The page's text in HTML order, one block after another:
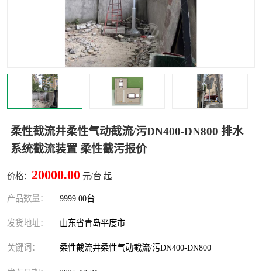
柔性截流井柔性气动截流/污DN400-DN800 排水
系统截流装置 柔性截污报价
价格： 20000.00 元/台 起
产品数量： 9999.00台
发货地址： 山东省青岛平度市
关键词： 柔性截流井柔性气动截流/污DN400-DN800
雨水收集回用装置 门式冲洗装置
智能一体化灌溉泵房 一体化污水处理泵房
水面垃圾清理装置 浅层砂过滤装置
一体化泵闸
真空冲洗设备 翻转式堰门
水平自清洗格栅